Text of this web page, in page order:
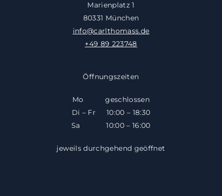
Marienplatz 1
80331 München
info@carlthomass.de
+49 89 223748
Öffnungszeiten
Mo geschlossen
Di – Fr 10:00 – 18:30
​​Sa 10:00 – 16:00
jeweils durchgehend geöffnet